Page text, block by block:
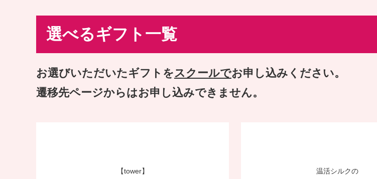
選べるギフト一覧
お選びいただいたギフトをスクールでお申し込みください。
遷移先ページからはお申し込みできません。
【tower】
温活シルクの